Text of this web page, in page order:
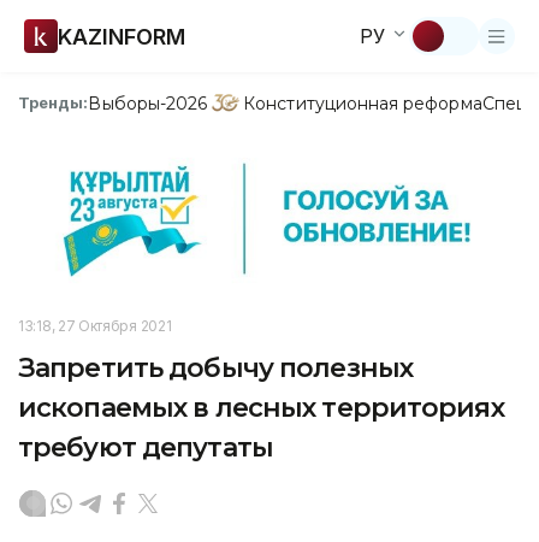
KAZINFORM РУ
Тренды:Выборы-2026 Конституционная реформа
13:18, 27 Октября 2021
Запретить добычу полезных
ископаемых в лесных территориях
требуют депутаты